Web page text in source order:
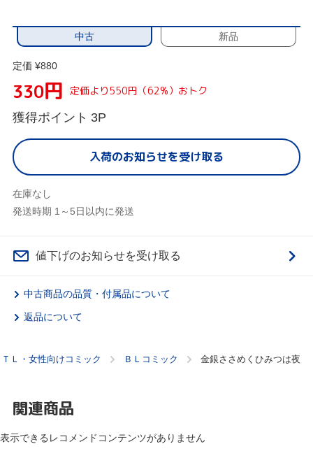
中古 新品
定価 ¥880
330円 定価より550円（62%）おトク
獲得ポイント 3P
入荷のお知らせを受け取る
在庫なし
発送時期 1～5日以内に発送
値下げのお知らせを受け取る
中古商品の品質・付属品について
返品について
Ｌ・女性向けコミック ＢＬコミック 金銀ささめくひみつは夜
関連商品
表示できるレコメンドコンテンツがありません